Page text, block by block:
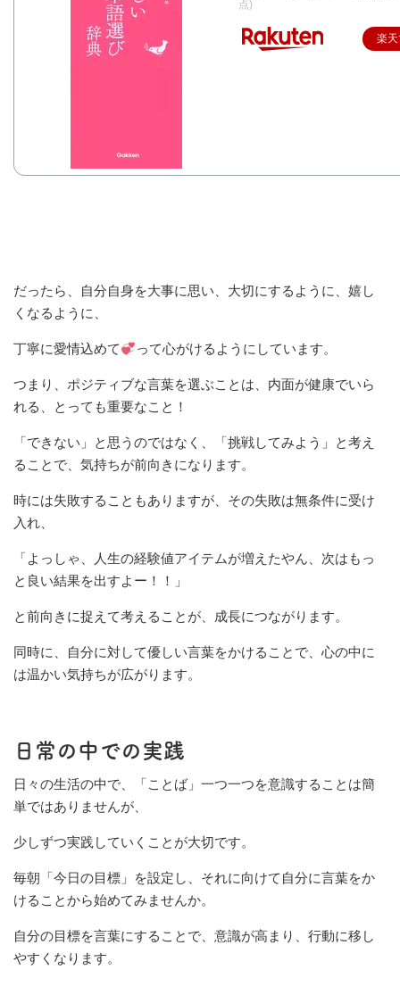
点)
楽
だったら、自分自身を大事に思い、大切にするように、嬉し
くなるように、
丁寧に愛情込めて って心がけるようにしています。
つまり、ポジティブな言葉を選ぶことは、内面が健康でいら
れる、とっても重要なこと！
「できない」と思うのではなく、「挑戦してみよう」と考え
ることで、気持ちが前向きになります。
時には失敗することもありますが、その失敗は無条件に受け
入れ、
「よっしゃ、人生の経験値アイテムが増えたやん、次はもっ
と良い結果を出すよー！！」
と前向きに捉えて考えることが、成長につながります。
同時に、自分に対して優しい言葉をかけることで、心の中に
は温かい気持ちが広がります。
日常の中での実践
日々の生活の中で、「ことば」一つ一つを意識することは簡
単ではありませんが、
少しずつ実践していくことが大切です。
毎朝「今日の目標」を設定し、それに向けて自分に言葉をか
けることから始めてみませんか。
自分の目標を言葉にすることで、意識が高まり、行動に移し
やすくなります。